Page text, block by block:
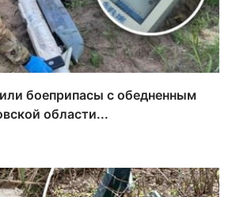
боеприпасы с обедненным
области...